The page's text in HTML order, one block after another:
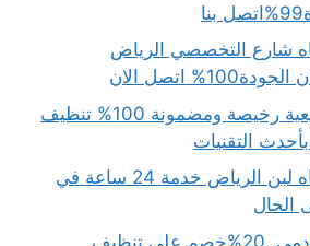
شارع التخصصي الرياض
شركة تنظيف بالقويعية رخيصة ومضمونة 100% تنظيف
التقنيات
كشف تسربات المياه لبن الرياض خدمة 24 ساعة في
الحال
شركة تنظيف بالدوادمي..20%خصم على تنظيف